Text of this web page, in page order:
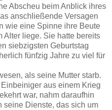
Abscheu beim Anblick ihres
anschließende Versagen
wie eine Spinne ihre Beute
Alter liege. Sie hatte bereits
siebzigsten Geburtstag
fünfzig Jahre zu viel für
als seine Mutter starb.
aus einem Krieg
war, nahm daraufhin
seine Dienste, das sich um